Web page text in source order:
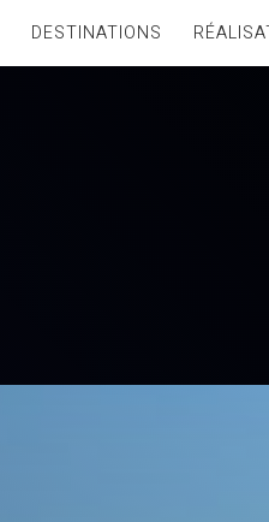
DESTINATIONS